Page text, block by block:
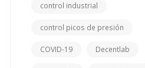
control industrial
control picos de presión
COVID-19 Decentlab